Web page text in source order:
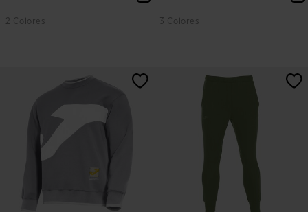
2 Colores 3 Colores
3,1 su 5 valutazione dei clienti